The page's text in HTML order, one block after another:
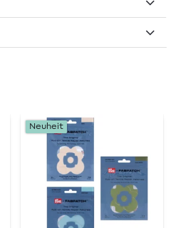
Neuheit